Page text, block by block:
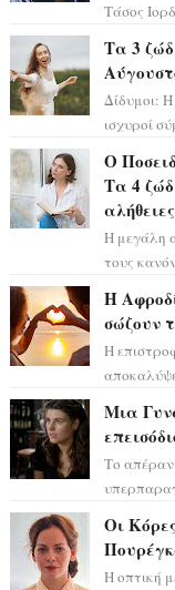
Τάσος
Τα 3
Δίδυμοι:
ισχυροί
Ο
Τα 4
αλήθειες
Η μεγάλη
τους
Η
σώζουν
Η
Μια
Το
Οι
Η οπτική